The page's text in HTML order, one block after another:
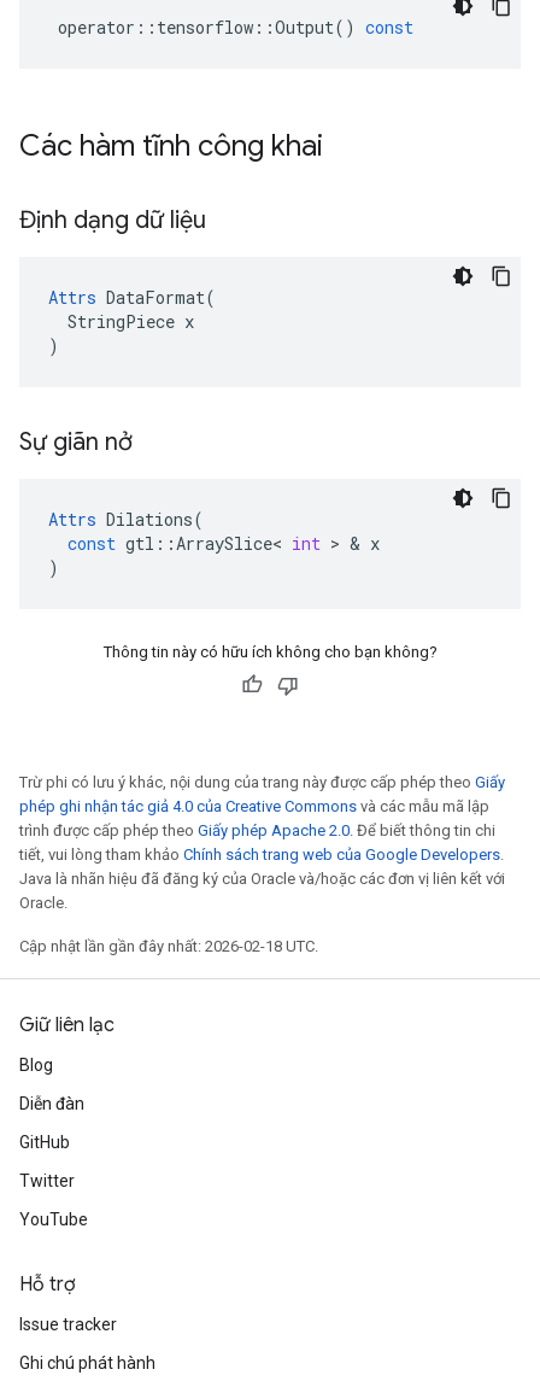
operator :: tensorflow ::Output() const
Các hàm tĩnh công khai
Định dạng dữ liệu
Attrs DataFormat(
  StringPiece x
)
Sự giãn nở
Attrs Dilations(
const gtl ::ArraySlice< int > & x
)
Thông tin này có hữu ích không cho bạn không?
Trừ phi có lưu ý khác, nội dung của trang này được cấp phép theo Giấy
phép ghi nhận tác giả 4.0 của Creative Commons và các mẫu mã lập
trình được cấp phép theo Giấy phép Apache 2.0. Để biết thông tin chi
tiết, vui lòng tham khảo Chính sách trang web của Google Developers.
Java là nhãn hiệu đã đăng ký của Oracle và/hoặc các đơn vị liên kết với
Oracle.
Cập nhật lần gần đây nhất: 2026-02-18 UTC.
Giữ liên lạc
Blog
Diễn đàn
GitHub
Twitter
YouTube
Hỗ trợ
Issue tracker
Ghi chú phát hành